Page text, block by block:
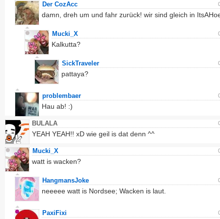
Der CozAcc
damn, dreh um und fahr zurück! wir sind gleich in
Mucki_X
Kalkutta?
SickTraveler
pattaya?
problembaer
Hau ab! :)
BULALA
YEAH YEAH!! xD wie geil is dat denn ^^
Mucki_X
watt is wacken?
HangmansJoke
neeeee watt is Nordsee; Wacken is laut.
PaxiFixi